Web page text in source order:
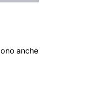
anche